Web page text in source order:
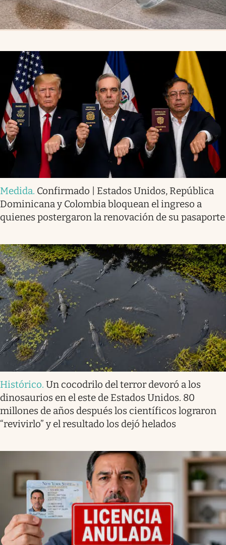
Medida. Confirmado | Estados Unidos, República
Dominicana y Colombia bloquean el ingreso a
quienes postergaron la renovación de su pasaporte
Histórico. Un cocodrilo del terror devoró a los
dinosaurios en el este de Estados Unidos. 80
millones de años después los científicos lograron
“revivirlo” y el resultado los dejó helados